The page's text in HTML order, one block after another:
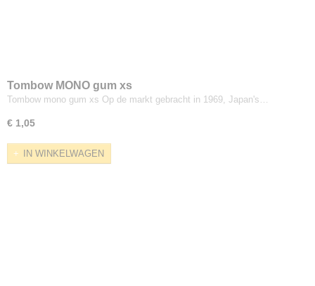
Tombow MONO gum xs
Tombow mono gum xs Op de markt gebracht in 1969, Japan's…
€ 1,05
IN WINKELWAGEN